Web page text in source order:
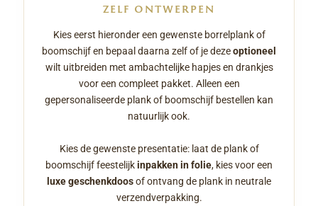
ZELF ONTWERPEN
Kies eerst hieronder een gewenste borrelplank of
boomschijf en bepaal daarna zelf of je dezeoptioneel
wilt uitbreiden met ambachtelijke hapjes en drankjes
voor een compleet pakket. Alleen een
gepersonaliseerde plank of boomschijf bestellen kan
natuurlijk ook.
Kies de gewenste presentatie: laat de plank of
boomschijf feestelijkinpakken in folie, kies voor een
luxe geschenkdoosof ontvang de plank in neutrale
verzendverpakking.